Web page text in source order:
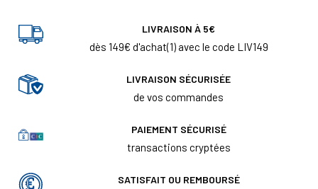
LIVRAISON À 5€
dès 149€ d'achat(1) avec le code LIV149
LIVRAISON SÉCURISÉE
de vos commandes
PAIEMENT SÉCURISÉ
transactions cryptées
SATISFAIT OU REMBOURSÉ